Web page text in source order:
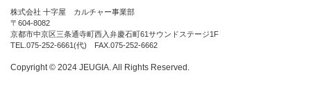
株式会社 十字屋 カルチャー事業部
〒604-8082
京都市中京区三条通寺町西入弁慶石町61サウンドステージ1F
TEL.075-252-6661(代) FAX.075-252-6662
Copyright ©︎ 2024 JEUGIA. All Rights Reserved.